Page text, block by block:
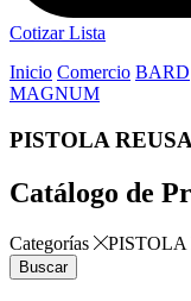
Cotizar Lista
Inicio Comercio BARD
MAGNUM
PISTOLA
Catálogo de
Categorías
Buscar